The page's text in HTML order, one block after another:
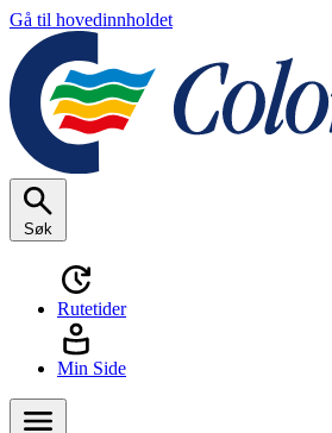
Gå til hovedinnholdet
Søk
Rutetider
Min Side